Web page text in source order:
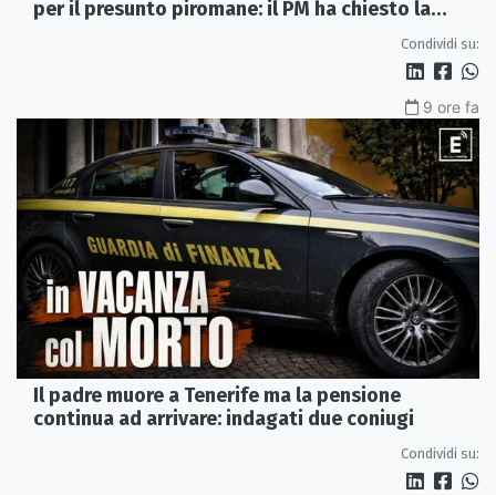
per il presunto piromane: il PM ha chiesto la
Condividi su:
9 ore fa
Il padre muore a Tenerife ma la pensione
continua ad arrivare: indagati due coniugi
Condividi su: